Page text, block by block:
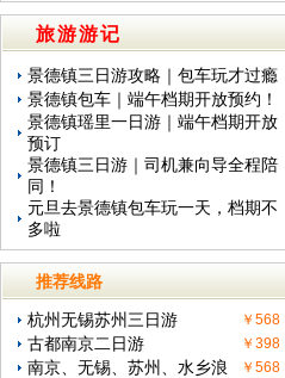
旅游游记
景德镇三日游攻略｜包车玩才过瘾
景德镇包车｜端午档期开放预约！
景德镇瑶里一日游｜端午档期开放
预订
景德镇三日游｜司机兼向导全程陪
同！
元旦去景德镇包车玩一天，档期不
多啦
推荐线路
杭州无锡苏州三日游 ￥568
古都南京二日游 ￥398
南京、无锡、苏州、水乡浪 ￥568